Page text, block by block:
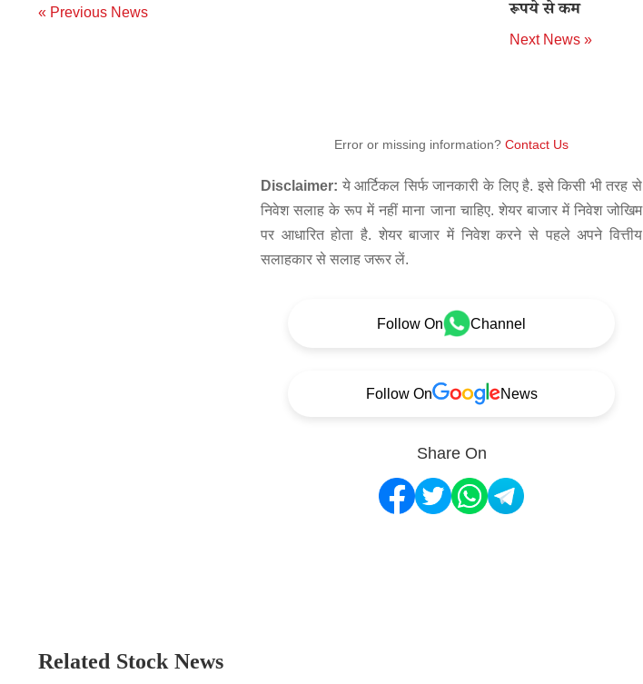
« Previous News
रूपये से कम
Next News »
Error or missing information? Contact Us
Disclaimer: ये आर्टिकल सिर्फ जानकारी के लिए है. इसे किसी भी तरह से
निवेश सलाह के रूप में नहीं माना जाना चाहिए. शेयर बाजार में निवेश जोखिम
पर आधारित होता है. शेयर बाजार में निवेश करने से पहले अपने वित्तीय
सलाहकार से सलाह जरूर लें.
Follow On Channel
Follow On News
Share On
Related Stock News